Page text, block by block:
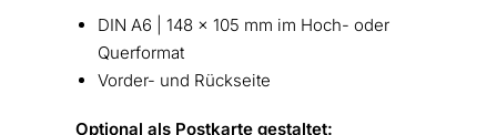
DIN A6 | 148 x 105 mm im Hoch- oder
Querformat
Vorder- und Rückseite
Optional als Postkarte gestaltet: